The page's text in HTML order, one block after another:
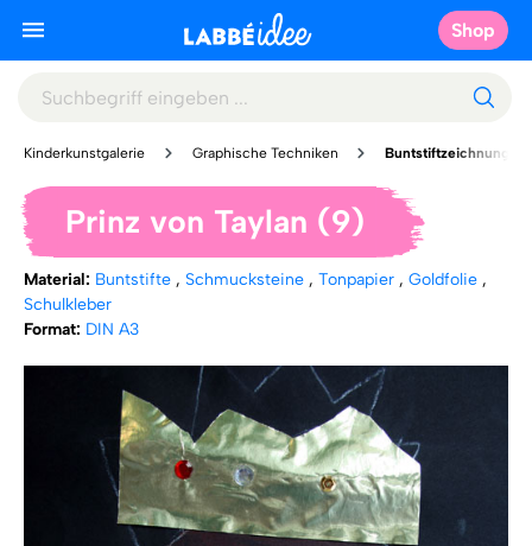
Shop
Kinderkunstgalerie Graphische Techniken Buntstiftzeichnung
Prinz von Taylan (9)
Material: Buntstifte , Schmucksteine , Tonpapier , Goldfolie ,
Schulkleber
Format: DIN A3